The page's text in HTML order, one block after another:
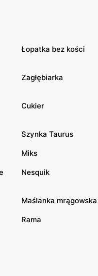
Łopatka bez kości
Zagłębiarka
Cukier
Szynka Taurus
Miks
Nesquik
Maślanka mrągowska
Rama